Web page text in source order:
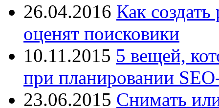
26.04.2016 Как
оценят поисковики
10.11.2015 5 вещей,
при планировании
23.06.2015 Снимать